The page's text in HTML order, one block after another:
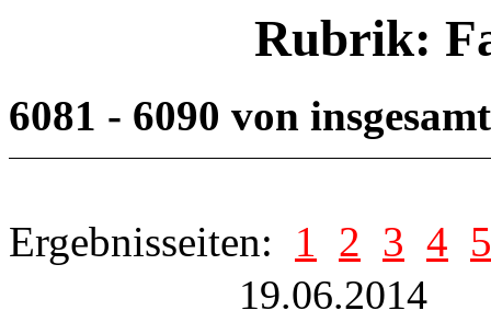
Rubrik:
6081 - 6090 von
Ergebnisseiten: 1 2 3 4 5
19.06.2014